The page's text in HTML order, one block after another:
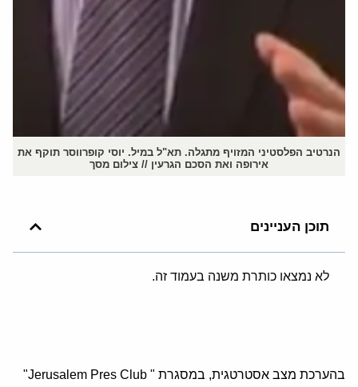
הנרטיב הפלסטיני המזויף מתגלה. תא"ל במיל. יוסי קופרווסר תוקף את
אירופה ואת הסכם הגרעין // צילום מסך
תוכן העניינים
לא נמצאו כותרת משנה בעמוד זה.
בהערכת מצב אסטרטגית, במסגרת " Jerusalem Pres Club"